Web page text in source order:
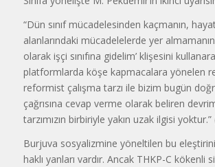
“Dün sınıf mücadelesinden kaçmanın,
alanlarındaki mücadelelerde yer
olarak işçi sınıfına gidelim’ klişesini
platformlarda köşe kapmacalara yönelen
reformist çalışma tarzı ile bizim bugün
çağrısına cevap verme olarak beliren
tarzımızın birbiriyle yakın uzak ilgisi yoktur.”
Burjuva sosyalizmine yöneltilen bu
haklı yanları vardır. Ancak THKP-C kökenli